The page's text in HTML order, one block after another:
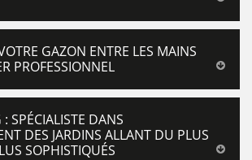
GAZON ENTRE LES MAINS
PROFESSIONNEL
SPÉCIALISTE DANS
DES JARDINS ALLANT DU PLUS
SOPHISTIQUÉS